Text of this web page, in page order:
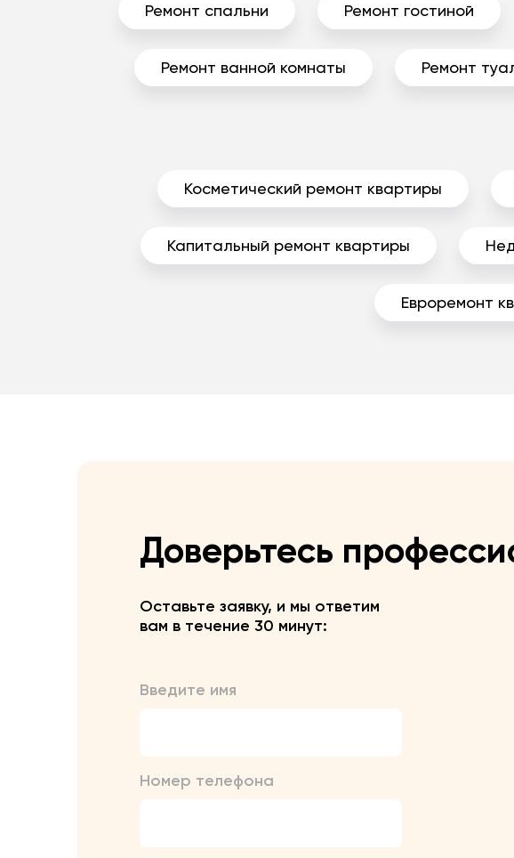
Ремонт спальни Ремонт гостиной
Ремонт ванной комнаты Ремонт
Косметический ремонт квартиры
Капитальный ремонт квартиры
Евроремонт
Доверьтесь
Оставьте заявку, и мы ответим
вам в течение 30 минут:
Введите имя
Номер телефона